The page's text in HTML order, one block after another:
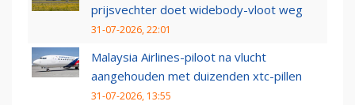
prijsvechter doet widebody-vloot weg
31-07-2026, 22:01
Malaysia Airlines-piloot na vlucht
aangehouden met duizenden xtc-pillen
31-07-2026, 13:55